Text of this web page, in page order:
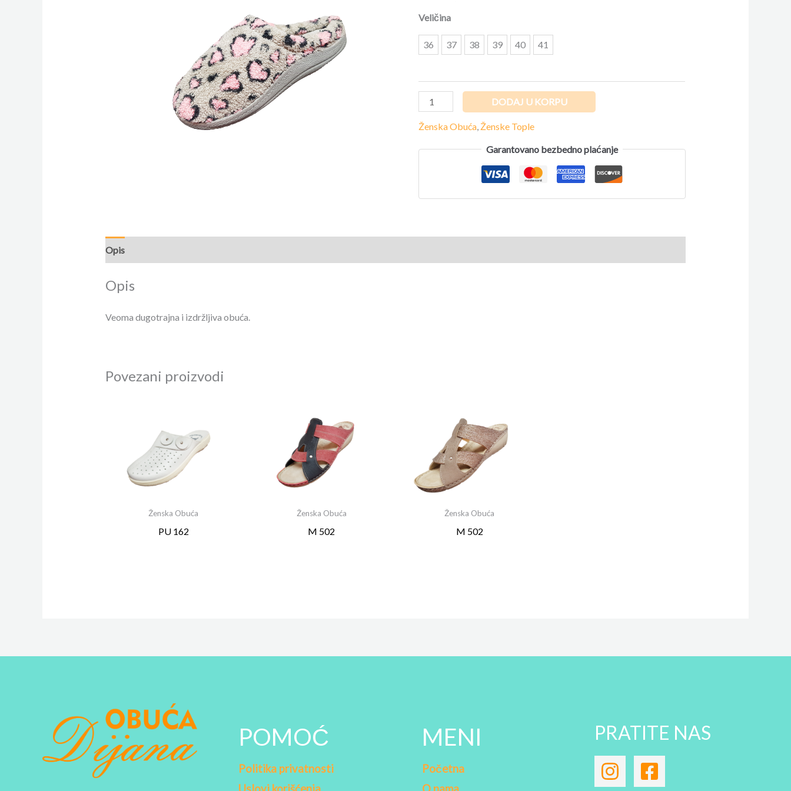
Veličina
36 37 38 39 40 41
DODAJ U KORPU
Ženska Obuća, Ženske Tople
Garantovano bezbedno plaćanje
Opis
Opis
Veoma dugotrajna i izdržljiva obuća.
Povezani proizvodi
Ženska Obuća
PU 162
Ženska Obuća
M 502
Ženska Obuća
M 502
POMOĆ
Politika privatnosti
MENI
Početna
PRATITE NAS